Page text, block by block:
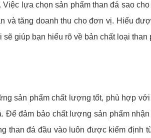
lựa chọn sản phẩm than đá sao
và tăng doanh thu cho đơn vị. Hiểu
sẽ giúp bạn hiểu rõ về bản chất loại
sản phẩm chất lượng tốt, phù hợp
Để đảm bảo chất lượng sản phẩm
than đá đầu vào luôn được kiểm định